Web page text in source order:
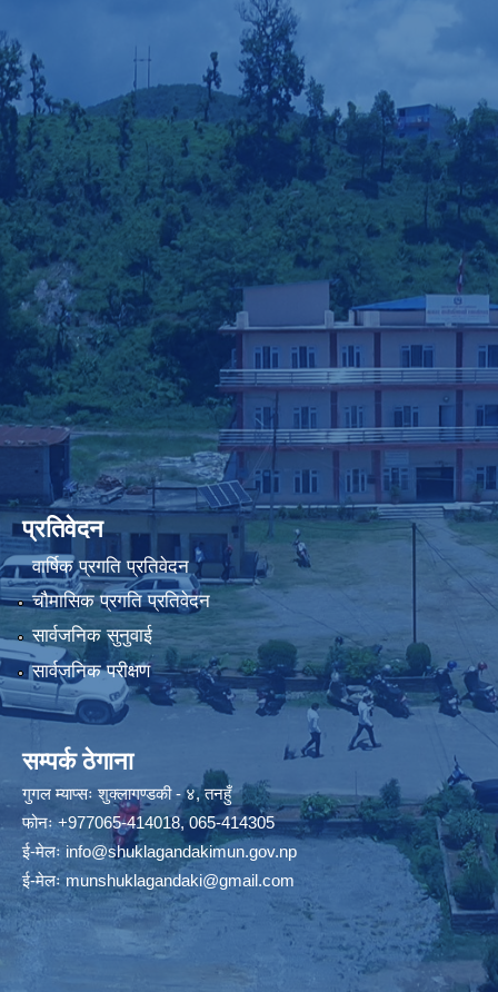
प्रतिवेदन
वार्षिक प्रगति प्रतिवेदन
चौमासिक प्रगति प्रतिवेदन
सार्वजनिक सुनुवाई
सार्वजनिक परीक्षण
सम्पर्क ठेगाना
गुगल म्याप्सःशुक्लागण्डकी - ४, तनहुँ
फोनः+977065-414018,065-414305
ई-मेलः info@shuklagandakimun.gov.np
ई-मेलःmunshuklagandaki@gmail.com